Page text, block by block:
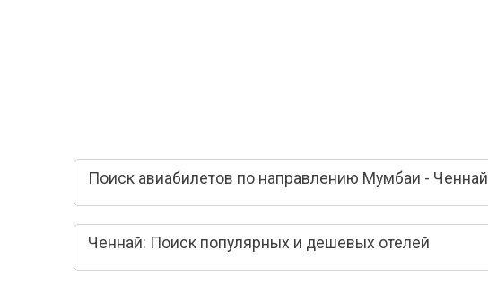
Поиск авиабилетов по направлению Мумбаи - Ченнай
Ченнай: Поиск популярных и дешевых отелей